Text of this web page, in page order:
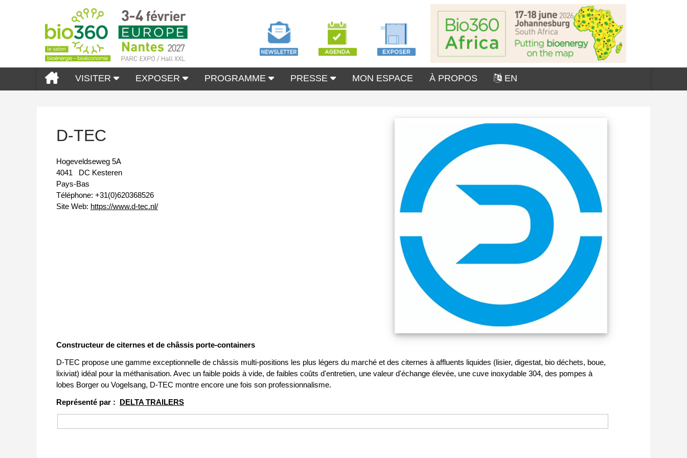
VISITER EXPOSER PROGRAMME PRESSE MON ESPACE À PROPOS EN
D-TEC
Hogeveldseweg 5A
4041
DC Kesteren
Pays-Bas
Téléphone: +31(0)620368526
Site Web: https://www.d-tec.nl/
Constructeur de citernes et de châssis porte-containers
D-TEC propose une gamme exceptionnelle de châssis multi-positions les plus légers du marché et des citernes à affluents liquides (lisier, digestat, bio déchets, boue,
lixiviat) idéal pour la méthanisation. Avec un faible poids à vide, de faibles coûts d'entretien, une valeur d'échange élevée, une cuve inoxydable 304, des pompes à
lobes Borger ou Vogelsang, D-TEC montre encore une fois son professionnalisme.
Représenté par : DELTA TRAILERS